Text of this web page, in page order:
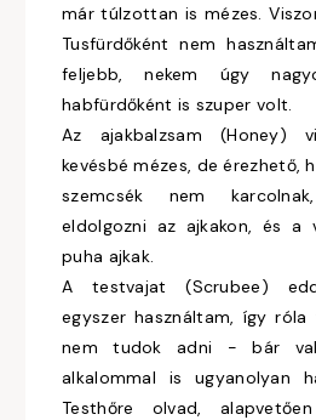
már túlzottan is mézes.
Tusfürdőként nem
feljebb, nekem úgy
habfürdőként is szuper volt.
Az ajakbalzsam (Honey)
kevésbé mézes, de érezhető,
szemcsék nem
eldolgozni az ajkakon, és a
puha ajkak.
A testvajat (Scrubee)
egyszer használtam, így
nem tudok adni - bár
alkalommal is ugyanolyan
Testhőre olvad,